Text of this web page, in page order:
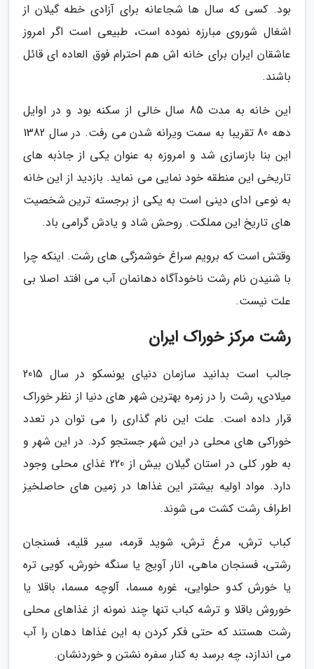
بود. کسی که سال ها شجاعانه برای آزادی خطه گیلان از
اشغال شوروی مبارزه نموده است، طبیعی است اگر امروز
عاشقان ایران برای خانه اش هم احترام فوق العاده ای قائل
باشند.
این خانه به مدت 85 سال خالی از سکنه بود و در اوایل
دهه 80 تقریبا به سمت ویرانه شدن می رفت. در سال 1382
این بنا بازسازی شد و امروزه به عنوان یکی از جاذبه های
تاریخی این منطقه خود نمایی می نماید. بازدید از این خانه
به نوعی ادای دینی است به یکی از برجسته ترین شخصیت
های تاریخ این مملکت. روحش شاد و یادش گرامی باد.
وقتش است که برویم سراغ خوشمزگی های رشت. اینکه چرا
با شنیدن نام رشت ناخودآگاه دهانمان آب می افتد اصلا بی
علت نیست.
رشت مرکز خوراک ایران
جالب است بدانید سازمان دنیای یونسکو در سال 2015
میلادی، رشت را در زمره بهترین شهر های دنیا از نظر خوراک
قرار داده است. علت این نام گذاری را می توان در تعدد
خوراکی های محلی در این شهر جستجو کرد. در این شهر و
به طور کلی در استان گیلان بیش از 220 غذای محلی وجود
دارد. مواد اولیه بیشتر این غذاها در زمین های حاصلخیز
اطراف رشت کشت می شوند.
کباب ترش، مرغ ترش، شوید قرمه، سیر قلیه، فسنجان
رشتی، فسنجان ماهی، انار آویج یا سنگه خورش، کویی تره
یا خورش کدو حلوایی، غوره مسما، آلوچه مسما، باقلا یا
خوروش باقلا و ترشه کباب تنها چند نمونه از غذاهای محلی
رشت هستند که حتی فکر کردن به این غذاها دهان را آب
می اندازد، چه برسد به کنار سفره نشتن و خوردنشان.